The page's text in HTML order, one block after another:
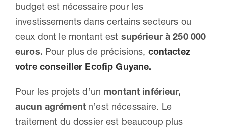
budget est nécessaire pour les
investissements dans certains secteurs ou
ceux dont le montant est supérieur à 250 000
euros. Pour plus de précisions, contactez
votre conseiller Ecofip Guyane.
Pour les projets d’un montant inférieur,
aucun agrément n’est nécessaire. Le
traitement du dossier est beaucoup plus